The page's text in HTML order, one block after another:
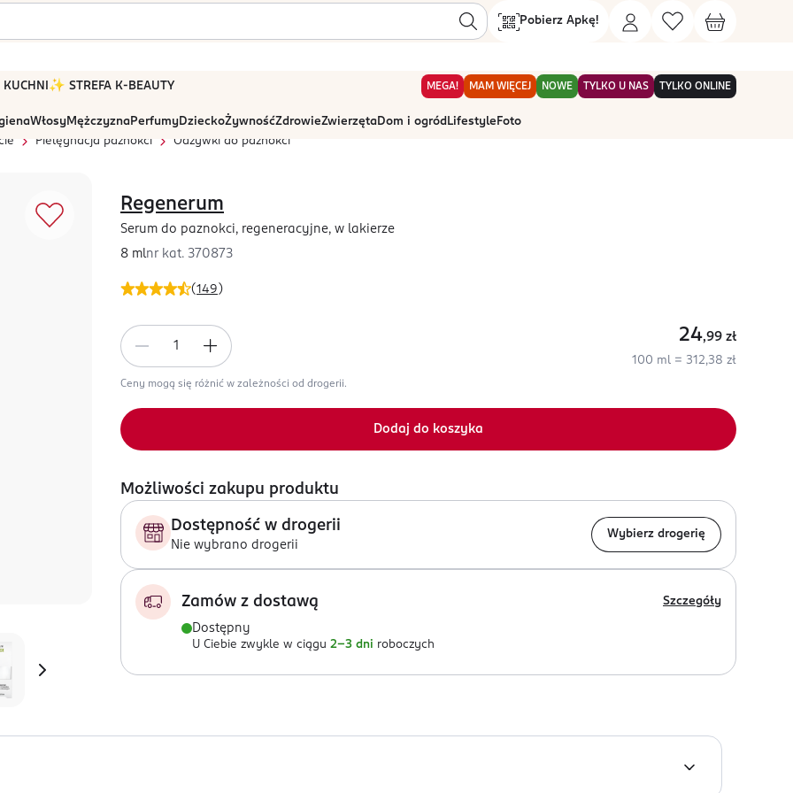
Pobierz Apkę!
KUCHNI ✨ STREFA K-BEAUTY MEGA! MAM WIĘCEJ NOWE TYLKO U NAS TYLKO ONLINE
WłosyMężczyznaPerfumyDzieckoŻywnośćZdrowieZwierzętaDom i ogród Lifestyle Foto
Pielęgnacja paznokci Odżywki do paznokci
(149 )
Regenerum
Serum do paznokci, regeneracyjne, w lakierze
8 mlnr kat. 370873
24,99 zł
100 ml = 312,38 zł
Ceny mogą się różnić w zależności od drogerii.
Dodaj do koszyka
Możliwości zakupu produktu
Dostępność w drogerii
Nie wybrano drogerii
Wybierz drogerię
Zamów z dostawą Szczegóły
Dostępny
U Ciebie zwykle w ciągu 2-3 dni roboczych